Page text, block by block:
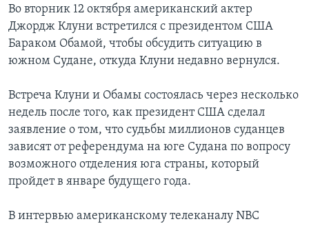
Языки
Во вторник 12 октября американский актер
Джордж Клуни встретился с президентом США
Бараком Обамой, чтобы обсудить ситуацию в
южном Судане, откуда Клуни недавно вернулся.
Встреча Клуни и Обамы состоялась через несколько
недель после того, как президент США сделал
заявление о том, что судьбы миллионов суданцев
зависят от референдума на юге Судана по вопросу
возможного отделения юга страны, который
пройдет в январе будущего года.
В интервью американскому телеканалу NBC